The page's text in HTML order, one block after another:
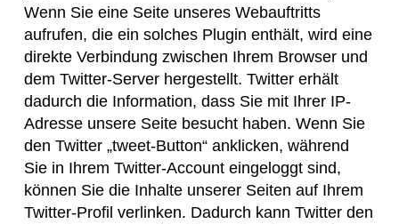
Wenn Sie eine Seite unseres Webauftritts
aufrufen, die ein solches Plugin enthält, wird eine
direkte Verbindung zwischen Ihrem Browser und
dem Twitter-Server hergestellt. Twitter erhält
dadurch die Information, dass Sie mit Ihrer IP-
Adresse unsere Seite besucht haben. Wenn Sie
den Twitter „tweet-Button“ anklicken, während
Sie in Ihrem Twitter-Account eingeloggt sind,
können Sie die Inhalte unserer Seiten auf Ihrem
Twitter-Profil verlinken. Dadurch kann Twitter den